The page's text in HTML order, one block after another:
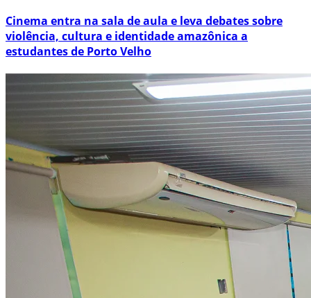
Cinema entra na sala de aula e leva debates sobre
violência, cultura e identidade amazônica a
estudantes de Porto Velho